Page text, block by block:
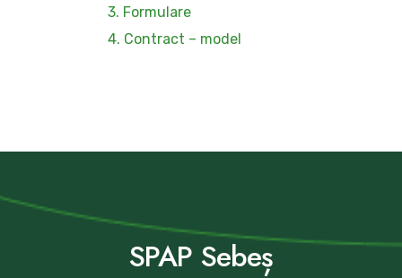
3. Formulare
4. Contract – model
SPAP Sebeș